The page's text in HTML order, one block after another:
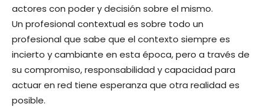
actores con poder y decisión sobre el mismo.
Un profesional contextual es sobre todo un
profesional que sabe que el contexto siempre es
incierto y cambiante en esta época, pero a través de
su compromiso, responsabilidad y capacidad para
actuar en red tiene esperanza que otra realidad es
posible.